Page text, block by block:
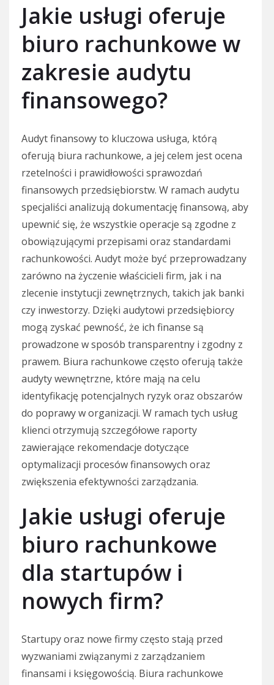
Jakie usługi oferuje
biuro rachunkowe w
zakresie audytu
finansowego?
Audyt finansowy to kluczowa usługa, którą
oferują biura rachunkowe, a jej celem jest ocena
rzetelności i prawidłowości sprawozdań
finansowych przedsiębiorstw. W ramach audytu
specjaliści analizują dokumentację finansową, aby
upewnić się, że wszystkie operacje są zgodne z
obowiązującymi przepisami oraz standardami
rachunkowości. Audyt może być przeprowadzany
zarówno na życzenie właścicieli firm, jak i na
zlecenie instytucji zewnętrznych, takich jak banki
czy inwestorzy. Dzięki audytowi przedsiębiorcy
mogą zyskać pewność, że ich finanse są
prowadzone w sposób transparentny i zgodny z
prawem. Biura rachunkowe często oferują także
audyty wewnętrzne, które mają na celu
identyfikację potencjalnych ryzyk oraz obszarów
do poprawy w organizacji. W ramach tych usług
klienci otrzymują szczegółowe raporty
zawierające rekomendacje dotyczące
optymalizacji procesów finansowych oraz
zwiększenia efektywności zarządzania.
Jakie usługi oferuje
biuro rachunkowe
dla startupów i
nowych firm?
Startupy oraz nowe firmy często stają przed
wyzwaniami związanymi z zarządzaniem
finansami i księgowością. Biura rachunkowe